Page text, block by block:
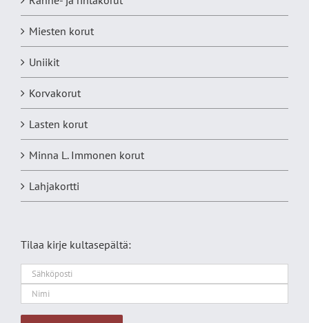
Miesten korut
Uniikit
Korvakorut
Lasten korut
Minna L. Immonen korut
Lahjakortti
Tilaa kirje kultasepältä: